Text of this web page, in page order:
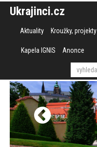
Ukrajinci.cz
Aktuality Kroužky, projekty
Kapela IGNIS Anonce